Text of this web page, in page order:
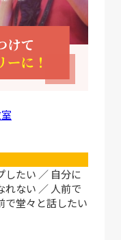
したい ／ 自分に
れない ／ 人前で
で堂々と話したい